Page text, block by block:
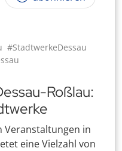
#StadtwerkeDessau
Roßlau:
Veranstaltungen in
eine Vielzahl von